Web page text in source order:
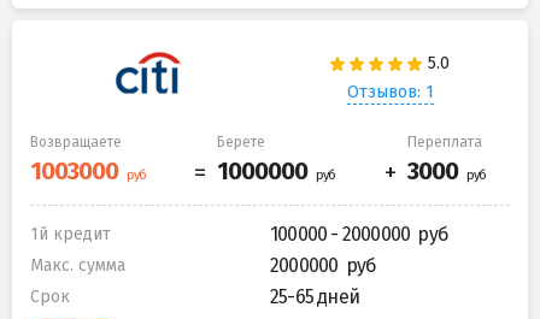
Отзывов: 1
Возвращаете Берете Переплата
1й кредит 100000 - 2000000
Макс. сумма 2000000
Срок 25-65 дней